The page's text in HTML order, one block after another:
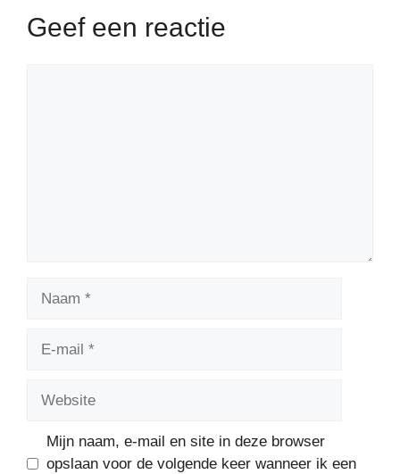
Geef een reactie
Mijn naam, e-mail en site in deze browser
opslaan voor de volgende keer wanneer ik een